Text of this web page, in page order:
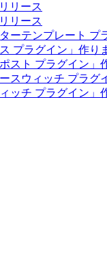
リース
リース
ーテンプレート プ
プラグイン」作り
スト プラグイン」
スウィッチ プラグ
ッチ プラグイン」